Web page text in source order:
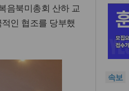
음북미총회 산하 교
인 협조를 당부했
속보